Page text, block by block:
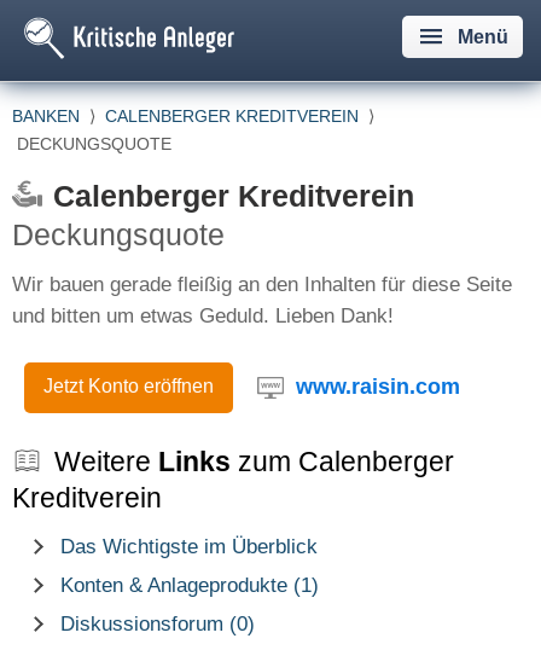
Menü
BANKEN ⟩ CALENBERGER KREDITVEREIN ⟩
DECKUNGSQUOTE
Calenberger Kreditverein
Deckungsquote
Wir bauen gerade fleißig an den Inhalten für diese Seite
und bitten um etwas Geduld. Lieben Dank!
Jetzt Konto eröffnen www.raisin.com
Weitere Links zum Calenberger
Kreditverein
Das Wichtigste im Überblick
Konten & Anlageprodukte (1)
Diskussionsforum (0)